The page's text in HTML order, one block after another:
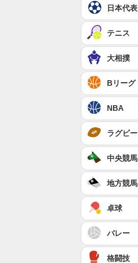
日本代表
テニス
大相撲
Bリーグ
NBA
ラグビー
中央競馬
地方競馬
卓球
バレー
格闘技